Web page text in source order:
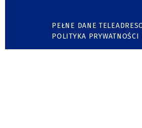
PEŁNE DANE
POLITYKA